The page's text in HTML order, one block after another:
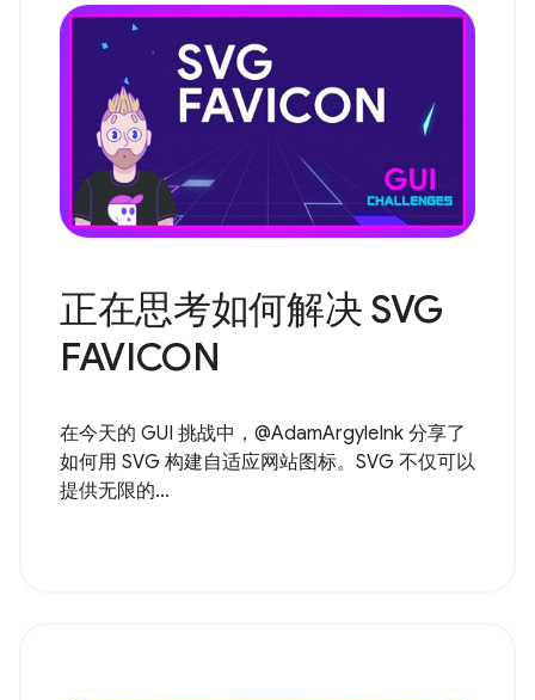
正在思考如何解决 SVG
FAVICON
在今天的 GUI 挑战中，@AdamArgyleInk 分享了
如何用 SVG 构建自适应网站图标。SVG 不仅可以
提供无限的...